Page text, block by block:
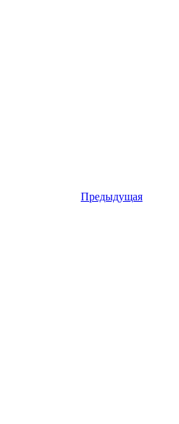
Предыдущая